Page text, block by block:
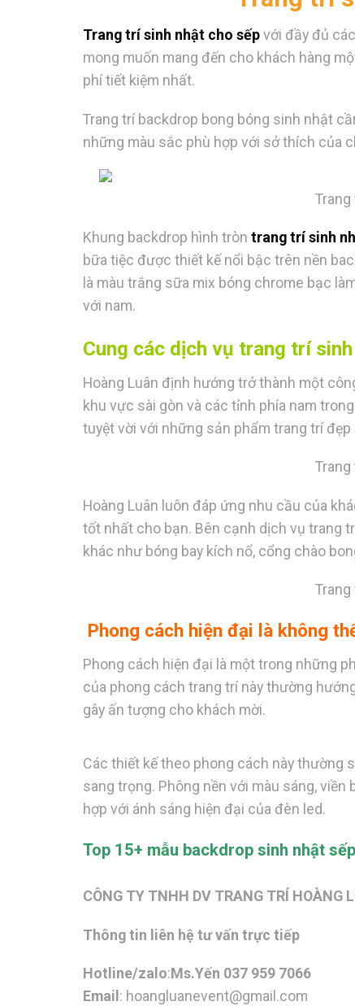
Trang trí sinh nhật cho sếpvới đầy đủ
mong muốn mang đến cho khách hàng
phí tiết kiệm nhất.
Trang trí backdrop bong bóng sinh nhật
những màu sắc phù hợp với sở thích của
Khung backdrop hình tròn trang trí sinh
bữa tiệc được thiết kế nổi bậc trên nền
là màu trắng sữa mix bóng chrome bạc
với nam.
Cung các dịch vụ trang trí
Hoàng Luân định hướng trở thành một
khu vực sài gòn và các tỉnh phía nam
tuyệt vời với những sản phẩm trang trí
Hoàng Luân luôn đáp ứng nhu cầu của
tốt nhất cho bạn. Bên cạnh dịch vụ trang
khác như bóng bay kích nổ, cổng chào
Phong cách hiện đại là không
Phong cách hiện đại là một trong những
của phong cách trang trí này thường
gây ấn tượng cho khách mời.
Các thiết kế theo phong cách này thường
sang trọng. Phông nền với màu sáng,
hợp với ánh sáng hiện đại của đèn led.
Top 15+ mẫu backdrop sinh nhật
CÔNG TY TNHH DV TRANG TRÍ HOÀNG
Thông tin liên hệ tư vấn trực tiếp
Hotline/zalo:Ms.Yến 037 959 7066
Email : hoangluanevent@gmail.com